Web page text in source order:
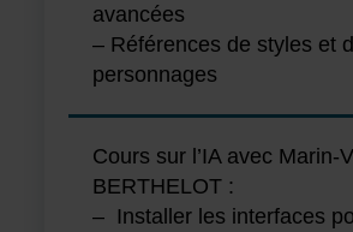
avancées
– Références de styles et
personnages
Cours sur l’IA avec Marin-
BERTHELOT :
– Installer les interfaces